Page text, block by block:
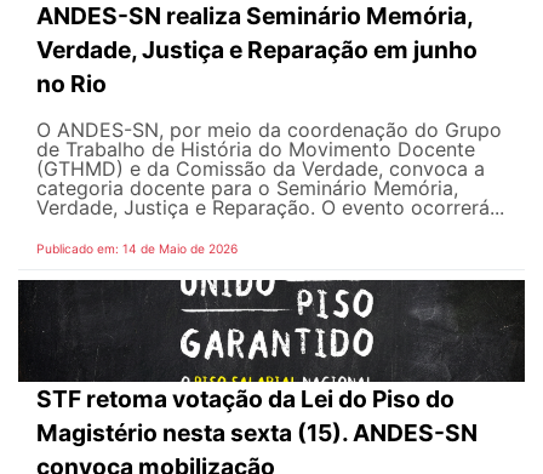
ANDES-SN realiza Seminário Memória,
Verdade, Justiça e Reparação em junho
no Rio
O ANDES-SN, por meio da coordenação do Grupo
de Trabalho de História do Movimento Docente
(GTHMD) e da Comissão da Verdade, convoca a
categoria docente para o Seminário Memória,
Verdade, Justiça e Reparação. O evento ocorrerá...
Publicado em: 14 de Maio de 2026
STF retoma votação da Lei do Piso do
Magistério nesta sexta (15). ANDES-SN
convoca mobilização